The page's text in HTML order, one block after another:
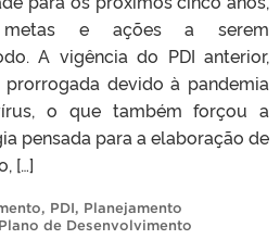
metas e ações a serem
A vigência do PDI anterior,
devido à pandemia
o que também forçou a
pensada para a elaboração de
[…]
, PDI, Planejamento
Plano de Desenvolvimento